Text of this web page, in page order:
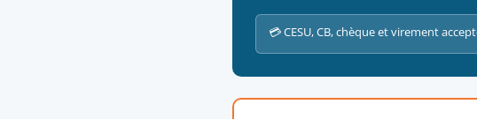
💳 CESU, CB, chèque et virement